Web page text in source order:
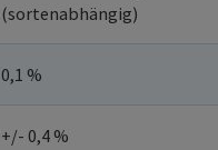
(sortenabhängig)
0,1 %
+/- 0,4 %